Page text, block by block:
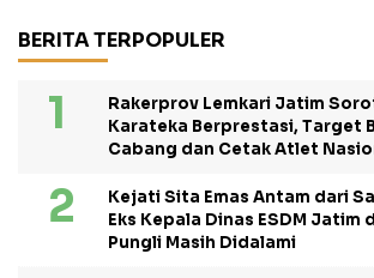
BERITA TERPOPULER
Rakerprov Lemkari Jatim
Karateka Berprestasi, Target
Cabang dan Cetak Atlet
Kejati Sita Emas Antam dari
Eks Kepala Dinas ESDM Jatim
Pungli Masih Didalami